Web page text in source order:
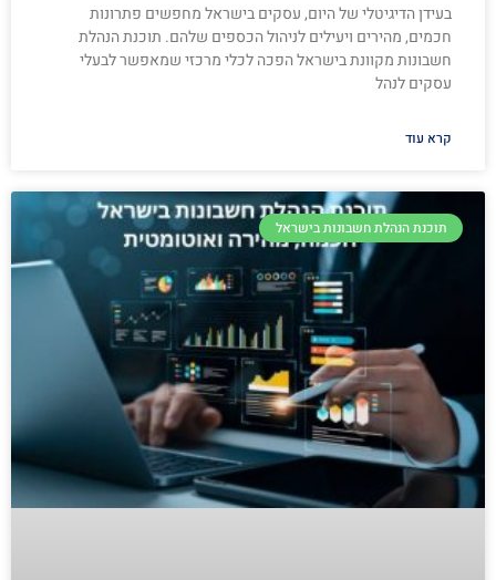
בעידן הדיגיטלי של היום, עסקים בישראל מחפשים פתרונות
חכמים, מהירים ויעילים לניהול הכספים שלהם. תוכנת הנהלת
חשבונות מקוונת בישראל הפכה לכלי מרכזי שמאפשר לבעלי
עסקים לנהל
קרא עוד
תוכנת הנהלת חשבונות בישראל